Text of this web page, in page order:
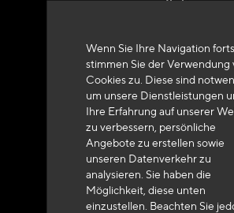
Wenn Sie Ihre Navigation
stimmen Sie der Verwendung
Cookies zu. Diese sind
um unsere Dienstleistungen
Ihre Erfahrung auf unserer
zu verbessern, persönliche
Angebote zu erstellen sowie
unseren Datenverkehr zu
analysieren. Sie haben die
Möglichkeit, diese unten
einzustellen. Beachten Sie
Kundenservice
+33 (0)4 79 72 62 22
Lieferung innerhalb von 48 bis
Metropolitan-